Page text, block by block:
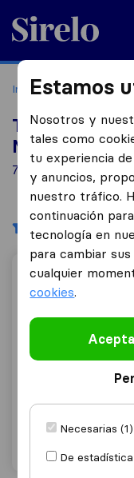
Sirelo.es
Inicio Empresas de
Top 10
Majorca
7 empresas de
Filtrar
Mudanzas Suñer
9,2
Mudanzas
Solicita
Estamos
Nosotros y
tales como
tu experiencia
y anuncios,
nuestro tráfico.
continuación
tecnología en
para cambiar
cualquier
cookies.
Necesarias (1)
De